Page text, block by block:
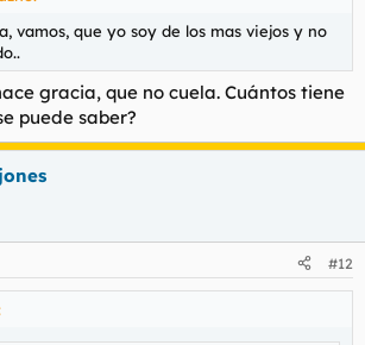
vamos, que yo soy de los mas viejos y no
gracia, que no cuela. Cuántos tiene
puede saber?
#12